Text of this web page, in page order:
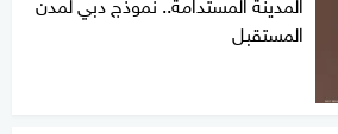
المستقبل